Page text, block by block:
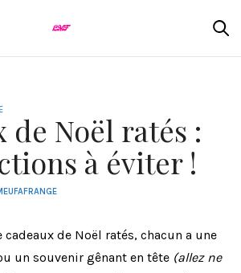
de Noël ratés :
à éviter !
cadeaux de Noël ratés, chacun a une
un souvenir gênant en tête (allez ne